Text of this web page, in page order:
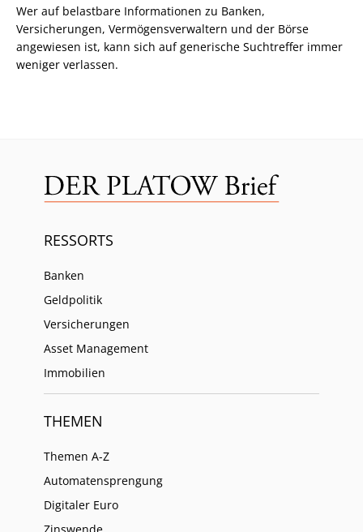
Wer auf belastbare Informationen zu Banken,
Versicherungen, Vermögensverwaltern und der Börse
angewiesen ist, kann sich auf generische Suchtreffer immer
weniger verlassen.
RESSORTS
Banken
Geldpolitik
Versicherungen
Asset Management
Immobilien
THEMEN
Themen A-Z
Automatensprengung
Digitaler Euro
Zinswende